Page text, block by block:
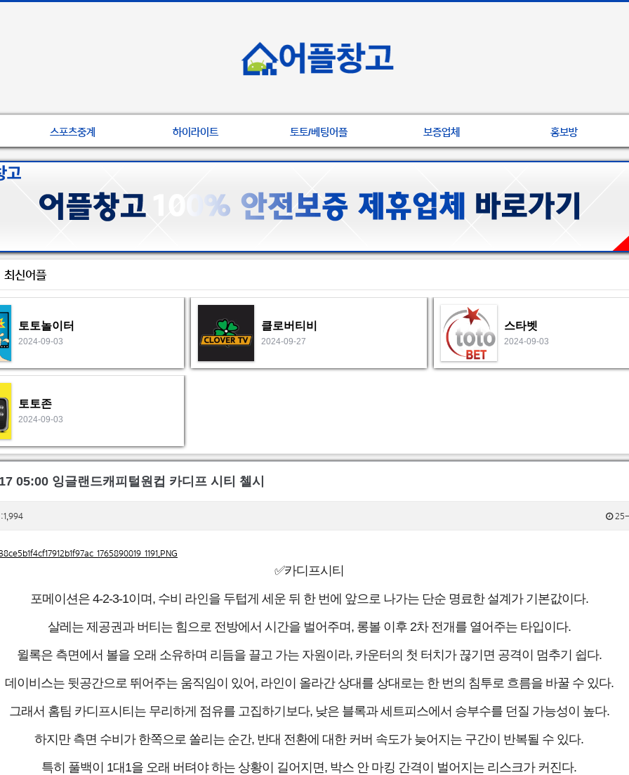
스포츠중계 하이라이트 토토/베팅어플 보증업체 홍보방
최신어플
토토놀이터
2024-09-03
클로버티비
2024-09-27
스타벳
2024-09-03
토토존
2024-09-03
05:00 잉글랜드캐피털원컵 카디프 시티 첼시
25-
✅카디프시티
포메이션은 4-2-3-1이며, 수비 라인을 두텁게 세운 뒤 한 번에 앞으로 나가는 단순 명료한 설계가 기본값이다.
살레는 제공권과 버티는 힘으로 전방에서 시간을 벌어주며, 롱볼 이후 2차 전개를 열어주는 타입이다.
윌록은 측면에서 볼을 오래 소유하며 리듬을 끌고 가는 자원이라, 카운터의 첫 터치가 끊기면 공격이 멈추기 쉽다.
데이비스는 뒷공간으로 뛰어주는 움직임이 있어, 라인이 올라간 상대를 상대로는 한 번의 침투로 흐름을 바꿀 수 있다.
그래서 홈팀 카디프시티는 무리하게 점유를 고집하기보다, 낮은 블록과 세트피스에서 승부수를 던질 가능성이 높다.
하지만 측면 수비가 한쪽으로 쏠리는 순간, 반대 전환에 대한 커버 속도가 늦어지는 구간이 반복될 수 있다.
특히 풀백이 1대1을 오래 버텨야 하는 상황이 길어지면, 박스 안 마킹 간격이 벌어지는 리스크가 커진다.